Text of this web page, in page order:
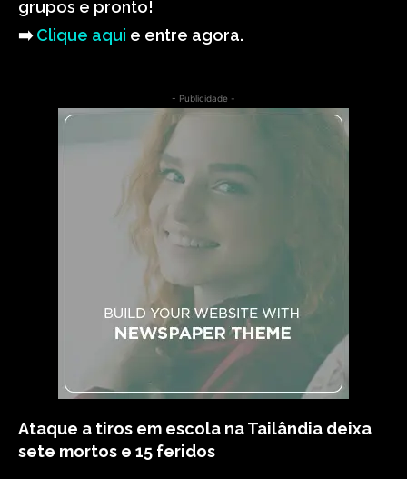
grupos e pronto!
➡️Clique aqui e entre agora.
- Publicidade -
Ataque a tiros em escola na Tailândia deixa
sete mortos e 15 feridos